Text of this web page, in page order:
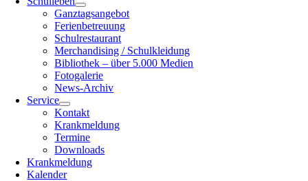
Ganztagsangebot
Ferienbetreuung
Schulrestaurant
Merchandising / Schulkleidung
Bibliothek – über 5.000 Medien
Fotogalerie
News-Archiv
Service
Kontakt
Krankmeldung
Termine
Downloads
Krankmeldung
Kalender